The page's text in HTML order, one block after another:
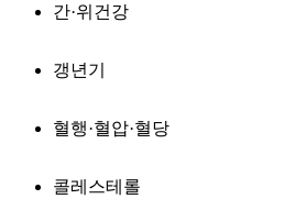
간·위건강
갱년기
혈행·혈압·혈당
콜레스테롤